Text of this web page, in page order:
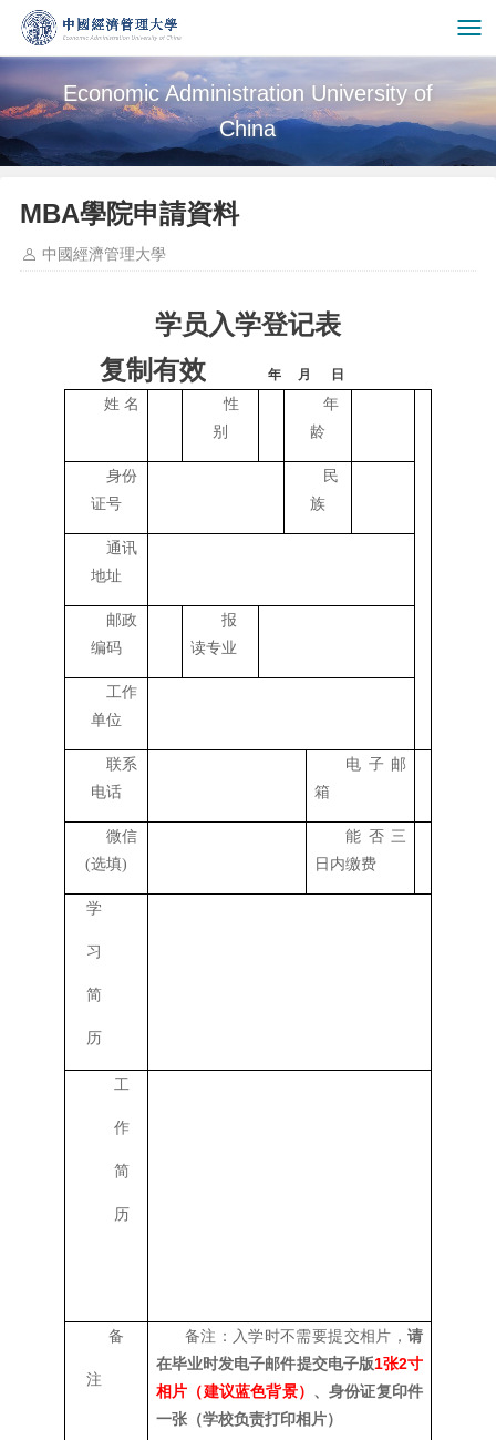
Economic Administration University of
China
MBA學院申請資料
中國經濟管理大學
学员入学登记表
复制有效
年 月 日
姓 名
性
别
年
龄
身份
证号
民
族
通讯
地址
邮政
编码
报
读专业
工作
单位
联系
电话
电子邮
箱
微信
(选填)
能否三
日内缴费
学
习
简
历
工
作
简
历
备
注
备注：入学时不需要提交相片， 请
在毕业时发电子邮件提交电子版1张2寸
相片（建议蓝色背景） 、身份证复印件
一张（学校负责打印相片）